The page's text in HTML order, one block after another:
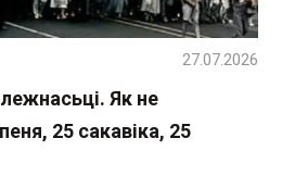
Як не
25 сакавіка, 25
27.07.2026